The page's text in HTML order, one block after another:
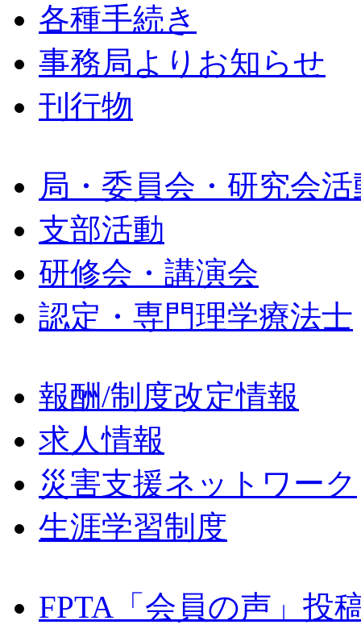
各種手続き
事務局よりお知らせ
刊行物
局・委員会・研究会
支部活動
研修会・講演会
認定・専門理学療法士
報酬/制度改定情報
求人情報
災害支援ネットワーク
生涯学習制度
FPTA「会員の声」投